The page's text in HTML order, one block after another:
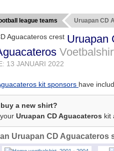
league teams Uruapan CD
Uruapan
13 JANUARI 2022
kit sponsors have
a new shirt?
Uruapan CD Aguacateros kit
Uruapan CD Aguacateros